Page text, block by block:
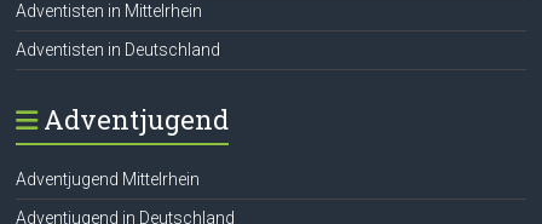
Adventisten in Mittelrhein
Adventisten in Deutschland
Adventjugend
Adventjugend Mittelrhein
Adventjugend in Deutschland